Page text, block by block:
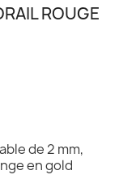
ROUGE
de 2 mm,
en gold